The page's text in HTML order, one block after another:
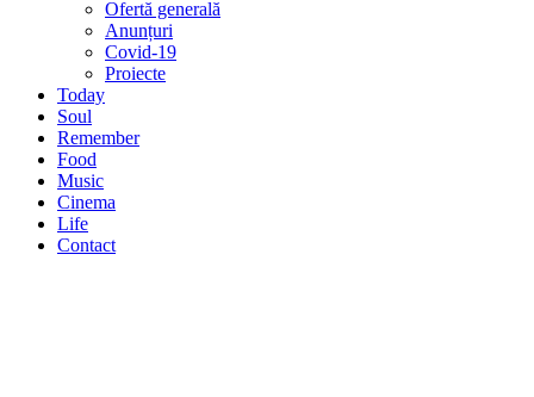
Ofertă generală
Anunțuri
Covid-19
Proiecte
Today
Soul
Remember
Food
Music
Cinema
Life
Contact